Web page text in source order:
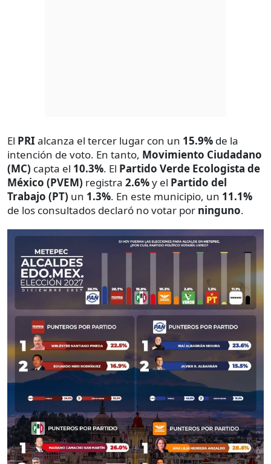
El PRI alcanza el tercer lugar con un 15.9% de la
intención de voto. En tanto, Movimiento Ciudadano
(MC) capta el 10.3%. El Partido Verde Ecologista de
México (PVEM) registra 2.6%y el Partido del
Trabajo (PT) un 1.3%. En este municipio, un 11.1%
de los consultados declaró no votar por ninguno.